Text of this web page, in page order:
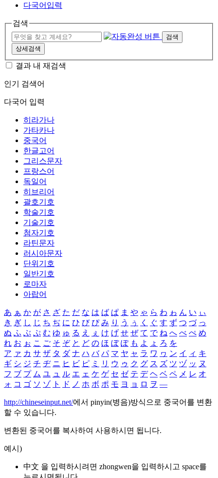
다국어입력
검색
검색
상세검색
결과 내 재검색
인기 검색어
다국어 입력
히라가나
가타카나
중국어
한글고어
그리스문자
프랑스어
독일어
히브리어
괄호기호
학술기호
기술기호
첨자기호
라틴문자
러시아문자
단위기호
일반기호
로마자
아랍어
あ ぁ か が さ ざ た だ な は ば ぱ ま や ゃ ら わ ゎ ん い ぃ
き ぎ し じ ち ぢ に ひ び ぴ み り う ぅ く ぐ す ず つ づ っ
ぬ ふ ぶ ぷ む ゆ ゅ る え ぇ け げ せ ぜ て で ね へ べ ぺ め
れ お ぉ こ ご そ ぞ と ど の ほ ぼ ぽ も よ ょ ろ を
ア ァ カ サ ザ タ ダ ナ ハ バ パ マ ヤ ャ ラ ワ ヮ ン イ ィ キ
ギ シ ジ チ ヂ ニ ヒ ビ ピ ミ リ ウ ゥ ク グ ス ズ ツ ヅ ッ ヌ
フ ブ プ ム ユ ュ ル エ ェ ケ ゲ セ ゼ テ デ ヘ ベ ペ メ レ オ
ォ コ ゴ ソ ゾ ト ド ノ ホ ボ ポ モ ヨ ョ ロ ヲ ―
http://chineseinput.net/에서 pinyin(병음)방식으로 중국어를 변환
할 수 있습니다.
변환된 중국어를 복사하여 사용하시면 됩니다.
예시)
中文 을 입력하시려면 zhongwen을 입력하시고 space를